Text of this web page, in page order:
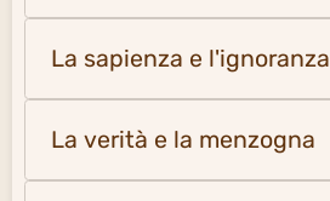
La sapienza e l'ignoranza
La verità e la menzogna